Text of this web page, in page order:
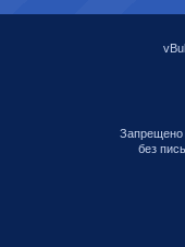
Запрещено
без